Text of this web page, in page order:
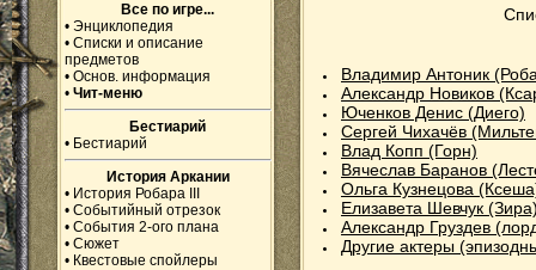
Все по игре...
• Энциклопедия
• Списки и описание
предметов
• Основ. информация
• Чит-меню
Бестиарий
• Бестиарий
История Аркании
• История Робара III
• Событийный отрезок
• События 2-ого плана
• Сюжет
• Квестовые спойлеры
Владимир Антоник
Александр Новиков
Юченков Денис (Диего)
Сергей Чихачёв
Влад Копп (Горн)
Вячеслав Баранов
Ольга Кузнецова
Елизавета Шевчук
Александр Груздев
Другие актеры